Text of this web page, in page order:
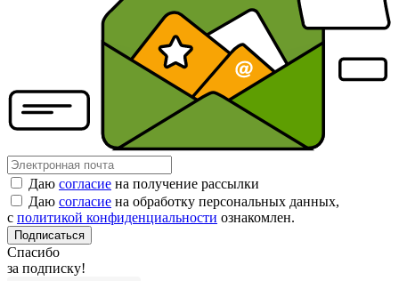
Даю согласие на получение рассылки
Даю согласие на обработку персональных данных,
с политикой конфиденциальности ознакомлен.
Подписаться
Спасибо
за подписку!